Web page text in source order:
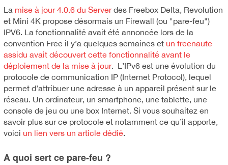
La mise à jour 4.0.6 du Serverdes Freebox Delta, Revolution
et Mini 4K propose désormais un Firewall (ou "pare-feu")
IPV6. La fonctionnalité avait été annoncée lors de la
convention Free il y’a quelques semaines et un freenaute
assidu avait découvert cette fonctionnalité avant le
déploiement de la mise à jour. L’IPv6 est une évolution du
protocole de communication IP (Internet Protocol), lequel
permet d’attribuer une adresse à un appareil présent sur le
réseau. Un ordinateur, un smartphone, une tablette, une
console de jeu ou une box Internet. Si vous souhaitez en
savoir plus sur ce protocole et notamment ce qu’il apporte,
voici un lien vers un article dédié.
A quoi sert ce pare-feu ?